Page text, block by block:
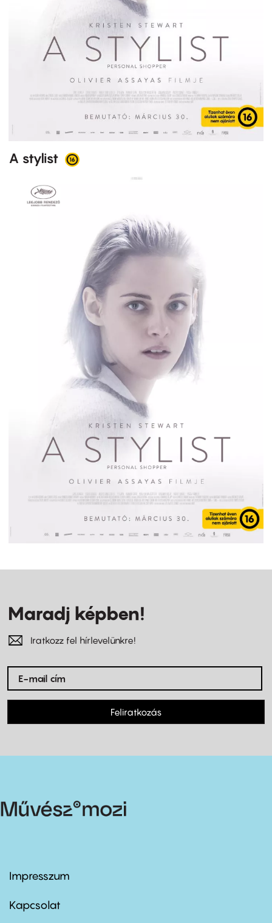
A stylist
Maradj képben!
Iratkozz fel hírlevelünkre!
Feliratkozás
Footer
first
Impresszum
Kapcsolat